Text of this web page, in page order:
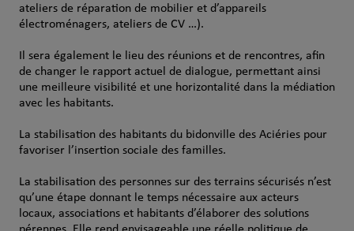
ateliers de réparation de mobilier et d’appareils
électroménagers, ateliers de CV …).
Il sera également le lieu des réunions et de rencontres, afin
de changer le rapport actuel de dialogue, permettant ainsi
une meilleure visibilité et une horizontalité dans la médiation
avec les habitants.
La stabilisation des habitants du bidonville des Aciéries pour
favoriser l’insertion sociale des familles.
La stabilisation des personnes sur des terrains sécurisés n’est
qu’une étape donnant le temps nécessaire aux acteurs
locaux, associations et habitants d’élaborer des solutions